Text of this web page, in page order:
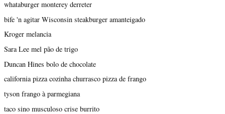
whataburger monterey derreter
bife 'n agitar Wisconsin steakburger amanteigado
Kroger melancia
Sara Lee mel pão de trigo
Duncan Hines bolo de chocolate
california pizza cozinha churrasco pizza de frango
tyson frango à parmegiana
taco sino musculoso crise burrito